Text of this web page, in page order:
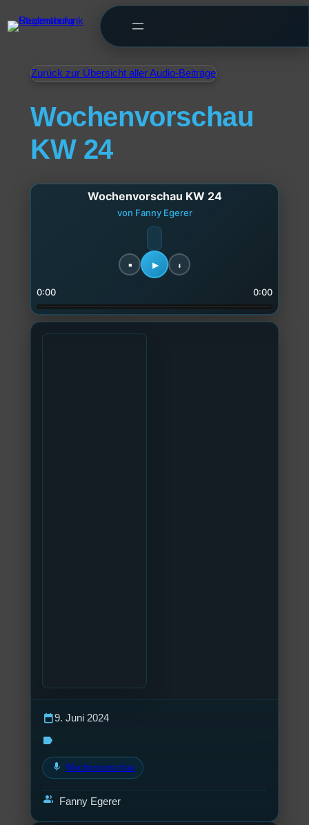
Zurück zur Übersicht aller Audio-Beiträge
Wochenvorschau
KW 24
Wochenvorschau KW 24
von Fanny Egerer
0:00 0:00
calendar_today9. Juni 2024
label
mic Wochenvorschau
group Fanny Egerer